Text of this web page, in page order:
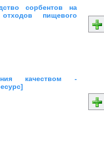
сорбентов на
пищевого
качеством -